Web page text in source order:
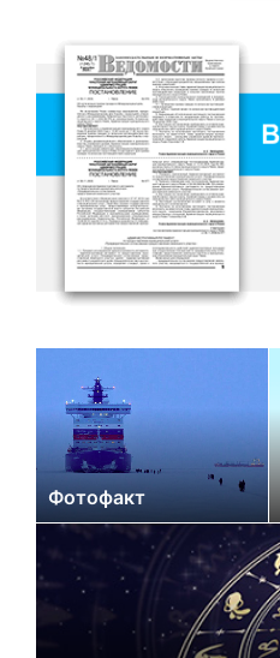
Фотофакт